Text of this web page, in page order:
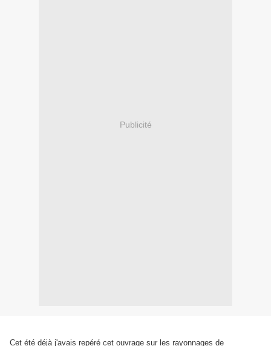
Publicité
Cet été déjà j'avais repéré cet ouvrage sur les rayonnages de